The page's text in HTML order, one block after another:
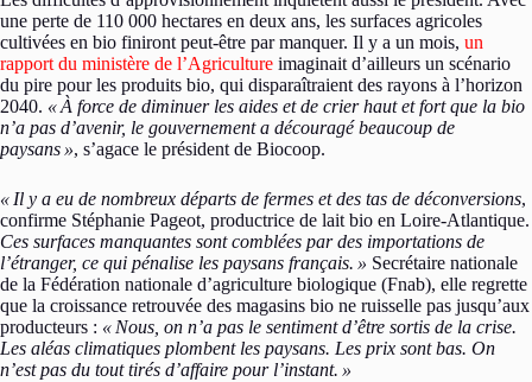
une perte de 110 000 hectares en deux ans, les surfaces agricoles
cultivées en bio finiront peut-être par manquer. Il y a un mois, un
rapport du ministère de l’Agriculture imaginait d’ailleurs un scénario
du pire pour les produits bio, qui disparaîtraient des rayons à l’horizon
2040. «À force de diminuer les aides et de crier haut et fort que la bio
n’a pas d’avenir, le gouvernement a découragé beaucoup de
paysans », s’agace le président de Biocoop.
« Il y a eu de nombreux départs de fermes et des tas de déconversions,
confirme Stéphanie Pageot, productrice de lait bio en Loire-Atlantique.
Ces surfaces manquantes sont comblées par des importations de
l’étranger, ce qui pénalise les paysans français. » Secrétaire nationale
de la Fédération nationale d’agriculture biologique (Fnab), elle regrette
que la croissance retrouvée des magasins bio ne ruisselle pas jusqu’aux
producteurs : « Nous, on n’a pas le sentiment d’être sortis de la crise.
Les aléas climatiques plombent les paysans. Les prix sont bas. On
n’est pas du tout tirés d’affaire pour l’instant. »